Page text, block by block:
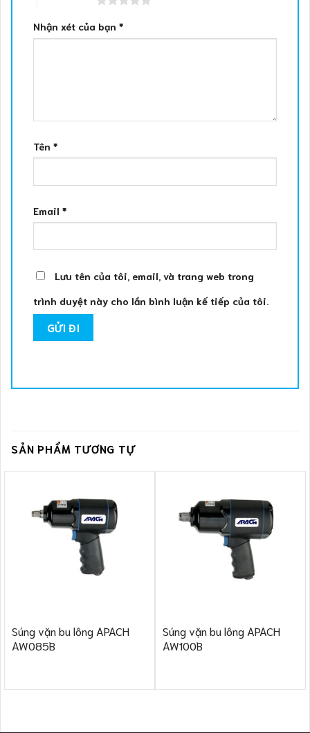
Nhận xét của bạn *
Tên *
Email *
Lưu tên của tôi, email, và trang web trong
trình duyệt này cho lần bình luận kế tiếp của tôi.
SẢN PHẨM TƯƠNG TỰ
Súng vặn bu lông APACH
AW085B
Súng vặn bu lông APACH
AW100B